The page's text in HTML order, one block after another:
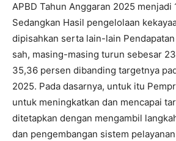
APBD Tahun Anggaran 2025 menjadi
Sedangkan Hasil pengelolaan
dipisahkan serta lain-lain
sah, masing-masing turun sebesar
35,36 persen dibanding targetnya
2025. Pada dasarnya, untuk itu
untuk meningkatkan dan mencapai
ditetapkan dengan mengambil
dan pengembangan sistem